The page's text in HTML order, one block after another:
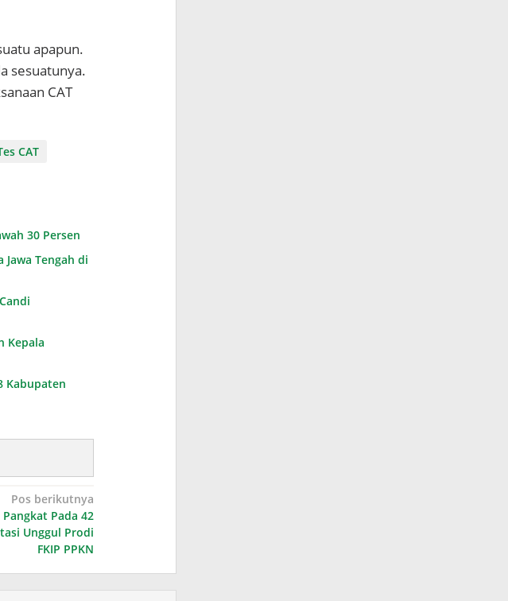
apapun.
sesuatunya.
CAT
CAT
30 Persen
Tengah di
Kepala
Kabupaten
Pos berikutnya
Pada 42
Unggul Prodi
FKIP PPKN